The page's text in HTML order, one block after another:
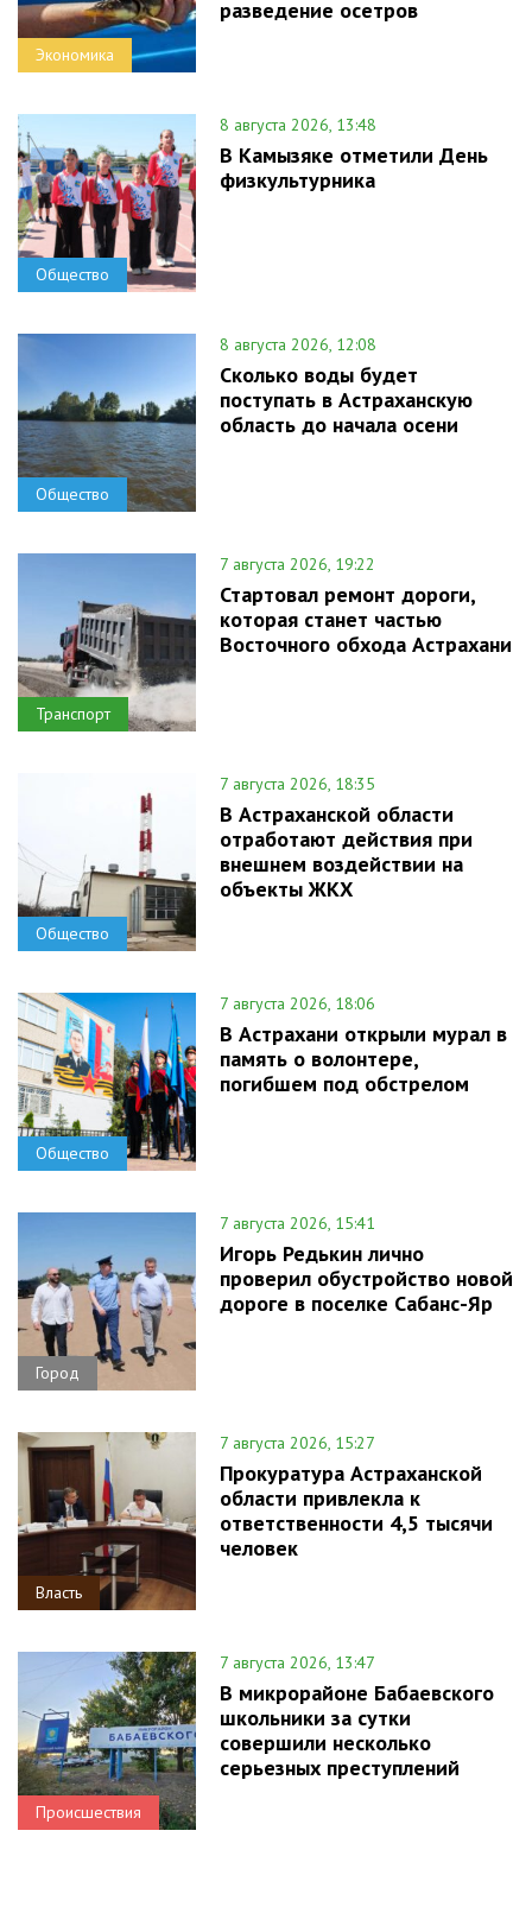
Экономика
разведение осетров
Общество
8 августа 2026, 13:48
В Камызяке отметили День
физкультурника
Общество
8 августа 2026, 12:08
Сколько воды будет
поступать в Астраханскую
область до начала осени
Транспорт
7 августа 2026, 19:22
Стартовал ремонт дороги,
которая станет частью
Восточного обхода Астрахани
Общество
7 августа 2026, 18:35
В Астраханской области
отработают действия при
внешнем воздействии на
объекты ЖКХ
Общество
7 августа 2026, 18:06
В Астрахани открыли мурал в
память о волонтере,
погибшем под обстрелом
Город
7 августа 2026, 15:41
Игорь Редькин лично
проверил обустройство новой
дороге в поселке Сабанс-Яр
Власть
7 августа 2026, 15:27
Прокуратура Астраханской
области привлекла к
ответственности 4,5 тысячи
человек
Происшествия
7 августа 2026, 13:47
В микрорайоне Бабаевского
школьники за сутки
совершили несколько
серьезных преступлений